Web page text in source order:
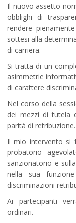
Il nuovo assetto
obblighi di
rendere
sottesi alla
di carriera.
Si tratta di un
asimmetrie
di carattere
Nel corso della
dei mezzi di tutela
parità di retribuzione.
Il mio intervento si
probatorio
sanzionatorio e
nella sua
discriminazioni
Ai partecipanti
ordinari.